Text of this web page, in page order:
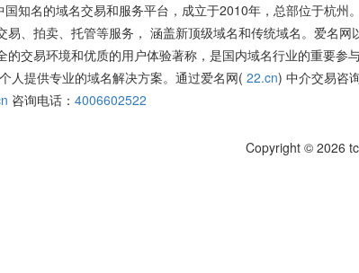
国知名的域名交易和服务平台，成立于2010年，总部位于杭州。
易、拍卖、托管等服务， 涵盖新顶级域名和传统域名。爱名网
的交易环境和优质的用户体验著称，是国内域名行业的重要参
人提供专业的域名解决方案。通过爱名网( 22.cn) 中介交易咨
咨询电话： 4006602522
Copyright © 2026